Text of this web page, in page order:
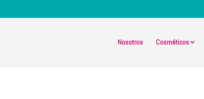
Nosotros Cosméticos